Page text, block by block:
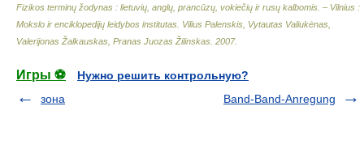
Fizikos terminų žodynas : lietuvių, anglų, prancūzų, vokiečių ir rusų kalbomis. – Vilnius :
Mokslo ir enciklopedijų leidybos institutas Vilius Palenskis, Vytautas Valiukėnas,
Valerijonas Žalkauskas, Pranas Juozas Žilinskas 2007.
Игры ⚽
Нужно решить контрольную?
зона
Band-Band-Anregung